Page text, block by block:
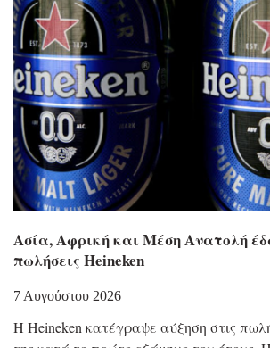
Ασία, Αφρική και Μέση Ανατολή
πωλήσεις Heineken
7 Αυγούστου 2026
Η Heineken κατέγραψε αύξηση στις